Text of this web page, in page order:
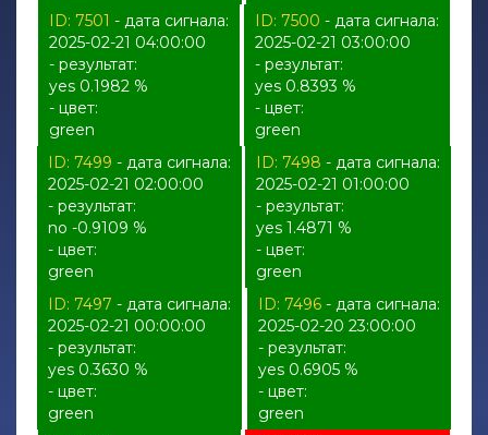
ID: 7501 - дата сигнала:
2025-02-21 04:00:00
- результат:
yes 0.1982 %
- цвет:
green
ID: 7500 - дата сигнала:
2025-02-21 03:00:00
- результат:
yes 0.8393 %
- цвет:
green
ID: 7499 - дата сигнала:
2025-02-21 02:00:00
- результат:
no -0.9109 %
- цвет:
green
ID: 7498 - дата сигнала:
2025-02-21 01:00:00
- результат:
yes 1.4871 %
- цвет:
green
ID: 7497 - дата сигнала:
2025-02-21 00:00:00
- результат:
yes 0.3630 %
- цвет:
green
ID: 7496- дата сигнала:
2025-02-20 23:00:00
- результат:
yes 0.6905 %
- цвет:
green